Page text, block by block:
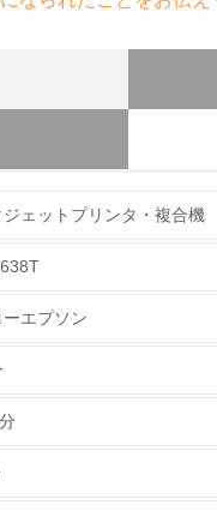
チェック項目
イクルのしくみ
物の発生抑制)、
ます。製品本体の
収・リサイクルを
。
ジェットプリンタ・複合機
ーエプソン